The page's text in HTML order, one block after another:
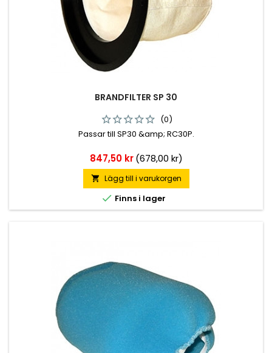
BRANDFILTER SP 30
(0)
Passar till SP30 &amp; RC30P.
Pris
847,50 kr (678,00 kr)
 Lägg till i varukorgen
 Finns i lager